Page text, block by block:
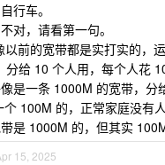
行车。
对，请看第一句。
以前的宽带都是实打实的，
分给 10 个人用，每个人花
是一条 1000M 的宽带，分
100M 的，正常家庭没有
是 1000M 的，但其实
15, 2025